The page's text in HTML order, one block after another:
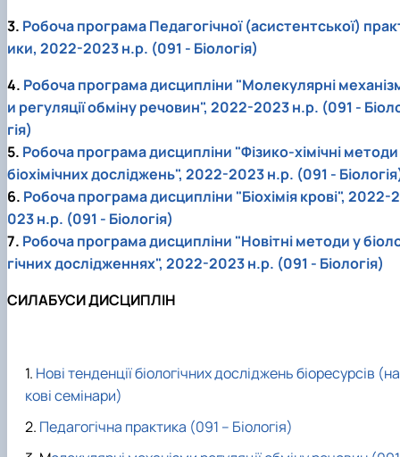
3. Робоча програма Педагогічної (асистентської)
ики, 2022-2023 н.р. (091 - Біологія)
4. Робоча програма дисципліни "Молекулярні
и регуляції обміну речовин", 2022-2023 н.р. (091 -
гія)
5. Робоча програма дисципліни "Фізико-хімічні методи
біохімічних досліджень", 2022-2023 н.р. (091 -
6. Робоча програма дисципліни "Біохімія крові", 2022-2
023 н.р. (091 - Біологія)
7. Робоча програма дисципліни "Новітні методи у
гічних дослідженнях", 2022-2023 н.р. (091 - Біологія)
СИЛАБУСИ ДИСЦИПЛІН
Нові тенденції біологічних досліджень біоресурсів
кові семінари)
Педагогічна практика (091 – Біологія)